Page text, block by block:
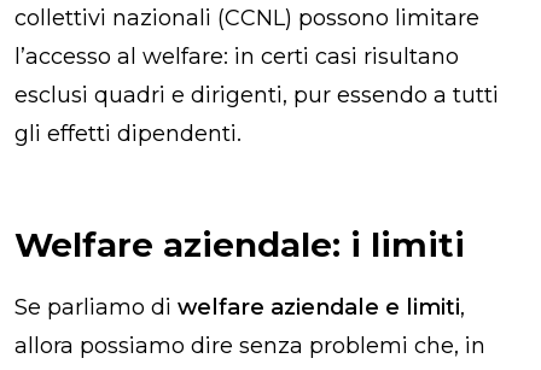
collettivi nazionali (CCNL) possono limitare
l’accesso al welfare: in certi casi risultano
esclusi quadri e dirigenti, pur essendo a tutti
gli effetti dipendenti.
Welfare aziendale: i limiti
Se parliamo di welfare aziendale e limiti,
allora possiamo dire senza problemi che, in